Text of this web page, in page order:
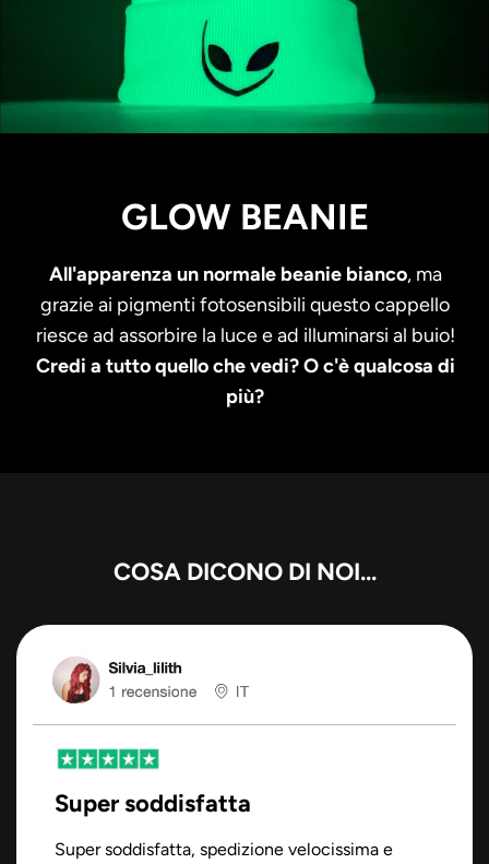
GLOW BEANIE
All'apparenza un normale beanie bianco, ma
grazie ai pigmenti fotosensibili questo cappello
riesce ad assorbire la luce e ad illuminarsi al buio!
Credi a tutto quello che vedi? O c'è qualcosa di
più?
COSA DICONO DI NOI...
Super soddisfatta
Super soddisfatta, spedizione velocissima e